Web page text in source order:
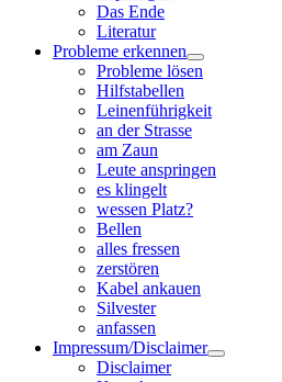
Das Ende
Literatur
Probleme erkennen
Probleme lösen
Hilfstabellen
Leinenführigkeit
an der Strasse
am Zaun
Leute anspringen
es klingelt
wessen Platz?
Bellen
alles fressen
zerstören
Kabel ankauen
Silvester
anfassen
Impressum/Disclaimer
Disclaimer